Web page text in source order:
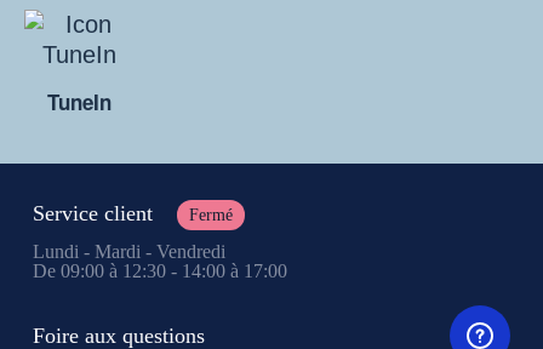
TuneIn
Service client Fermé
Lundi - Mardi - Vendredi
De 09:00 à 12:30 - 14:00 à 17:00
Foire aux questions